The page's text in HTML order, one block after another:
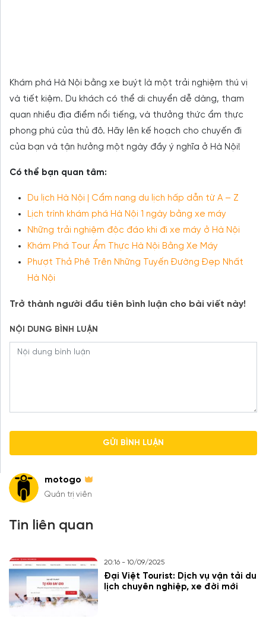
motogo
Quản trị viên
Khám phá Hà Nội bằng xe buýt là một trải nghiệm thú vị
và tiết kiệm. Du khách có thể di chuyển dễ dàng, tham
quan nhiều địa điểm nổi tiếng, và thưởng thức ẩm thực
phong phú của thủ đô. Hãy lên kế hoạch cho chuyến đi
của bạn và tận hưởng một ngày đầy ý nghĩa ở Hà Nội!
Có thể bạn quan tâm:
Du lịch Hà Nội | Cẩm nang du lịch hấp dẫn từ A – Z
Lịch trình khám phá Hà Nội 1 ngày bằng xe máy
Những trải nghiệm độc đáo khi đi xe máy ở Hà Nội
Khám Phá Tour Ẩm Thực Hà Nội Bằng Xe Máy
Phượt Thả Phê Trên Những Tuyến Đường Đẹp Nhất
Hà Nội
Trở thành người đầu tiên bình luận cho bài viết này!
NỘI DUNG BÌNH LUẬN
Tin liên quan
20:16 - 10/09/2025
Đại Việt Tourist: Dịch vụ vận tải du
lịch chuyên nghiệp, xe đời mới